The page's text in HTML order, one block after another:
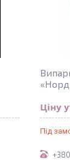
«Норд
Ціну
Під